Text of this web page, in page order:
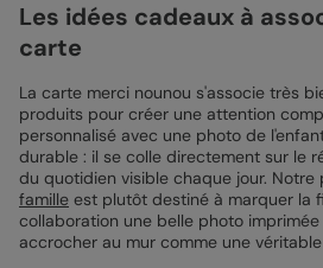
Les idées cadeaux à
carte
La carte merci nounou s'associe très
produits pour créer une attention
personnalisé avec une photo de
durable : il se colle directement sur le
du quotidien visible chaque jour. Notre
famille est plutôt destiné à marquer la
collaboration une belle photo
accrocher au mur comme une